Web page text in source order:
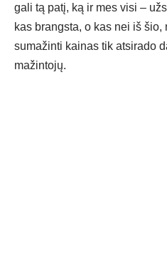
gali tą patį, ką ir mes visi –
kas brangsta, o kas nei iš
sumažinti kainas tik atsirado
mažintojų.